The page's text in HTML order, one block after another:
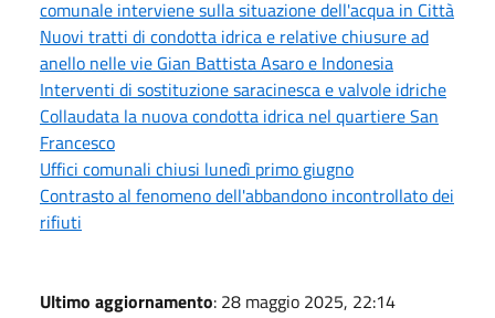
comunale interviene sulla situazione dell'acqua in Città
Nuovi tratti di condotta idrica e relative chiusure ad
anello nelle vie Gian Battista Asaro e Indonesia
Interventi di sostituzione saracinesca e valvole idriche
Collaudata la nuova condotta idrica nel quartiere San
Francesco
Uffici comunali chiusi lunedì primo giugno
Contrasto al fenomeno dell'abbandono incontrollato dei
rifiuti
Ultimo aggiornamento: 28 maggio 2025, 22:14